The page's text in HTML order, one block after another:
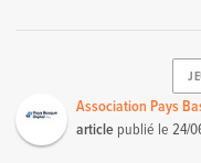
Association Pays
article publié le24/